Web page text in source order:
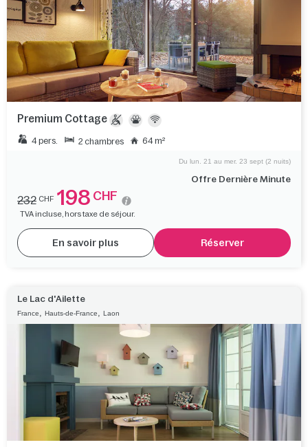
Premium Cottage
4 pers. 2 chambres 64 m²
Offre Dernière Minute
Du lun. 21 au mer. 23 sept (2 nuits)
232 CHF 198 CHF
TVA incluse, hors taxe de séjour.
En savoir plus Réserver
Le Lac d'Ailette
France, Hauts-de-France, Laon